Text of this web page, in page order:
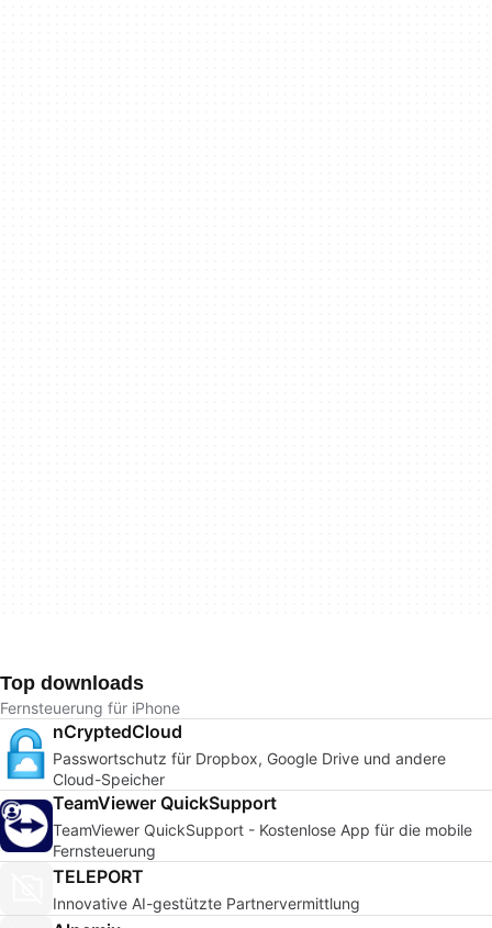
Top downloads
Fernsteuerung für iPhone
nCryptedCloud
Passwortschutz für Dropbox, Google Drive und andere
Cloud-Speicher
TeamViewer QuickSupport
TeamViewer QuickSupport - Kostenlose App für die mobile
Fernsteuerung
TELEPORT
Innovative AI-gestützte Partnervermittlung